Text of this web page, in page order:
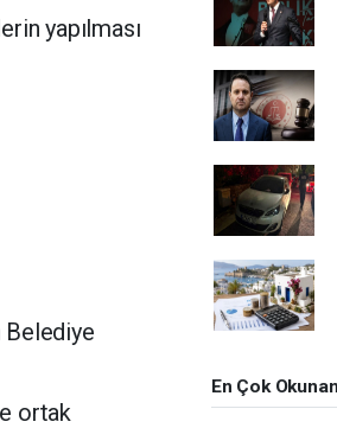
yapılması
Belediye
ortak
En Çok